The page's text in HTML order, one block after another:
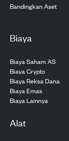
Bandingkan Aset
Biaya
Biaya Saham AS
Biaya Crypto
Biaya Reksa Dana
Biaya Emas
Biaya Lainnya
Alat